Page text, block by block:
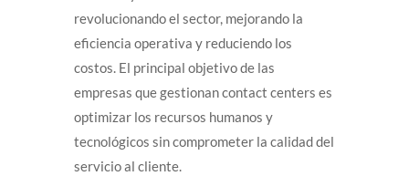
revolucionando el sector, mejorando la
eficiencia operativa y reduciendo los
costos. El principal objetivo de las
empresas que gestionan contact centers es
optimizar los recursos humanos y
tecnológicos sin comprometer la calidad del
servicio al cliente.